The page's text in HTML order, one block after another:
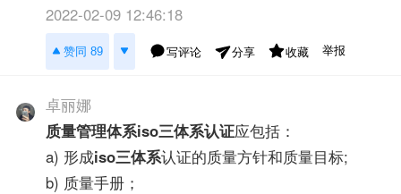
2022-02-09 12:46:18
赞同 89 写评论 分享 收藏 举报
卓丽娜
质量管理体系iso三体系认证应包括：
a) 形成iso三体系认证的质量方针和质量目标;
b) 质量手册；